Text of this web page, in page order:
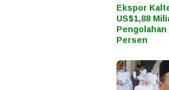
Ekspor
US$1,88
Pengolahan
Persen